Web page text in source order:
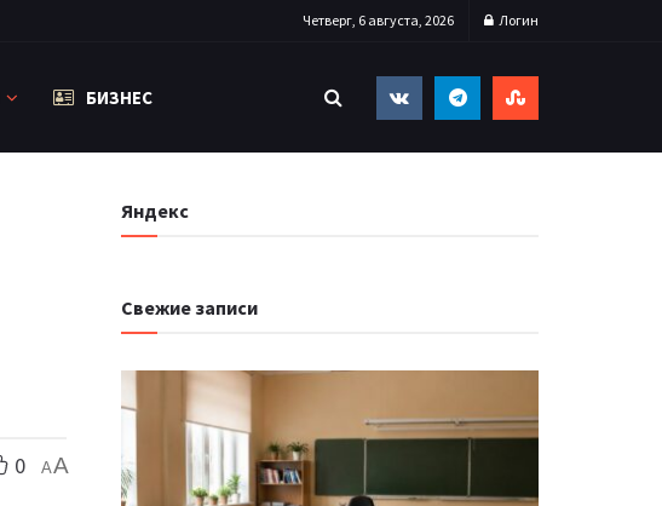
Четверг, 6 августа, 2026 Логин
БИЗНЕС
0 AA
Яндекс
Свежие записи